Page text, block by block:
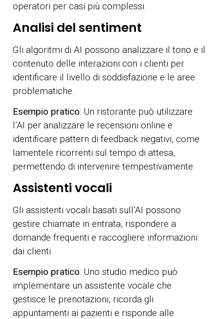
operatori per casi più complessi.
Analisi del sentiment
Gli algoritmi di AI possono analizzare il tono e il
contenuto delle interazioni con i clienti per
identificare il livello di soddisfazione e le aree
problematiche.
Esempio pratico: Un ristorante può utilizzare
l’AI per analizzare le recensioni online e
identificare pattern di feedback negativi, come
lamentele ricorrenti sul tempo di attesa,
permettendo di intervenire tempestivamente.
Assistenti vocali
Gli assistenti vocali basati sull’AI possono
gestire chiamate in entrata, rispondere a
domande frequenti e raccogliere informazioni
dai clienti.
Esempio pratico: Uno studio medico può
implementare un assistente vocale che
gestisce le prenotazioni, ricorda gli
appuntamenti ai pazienti e risponde alle